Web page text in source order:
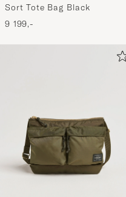
Sort Tote Bag Black
9 199,-